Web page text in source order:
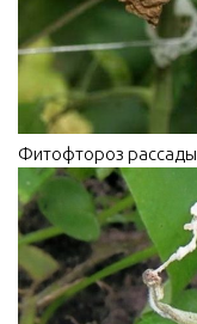
Фитофтороз рассады